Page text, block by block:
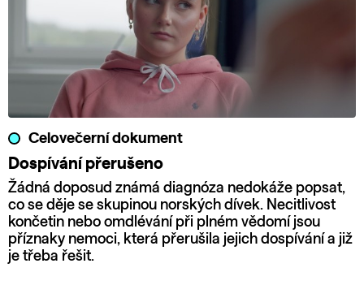
Celovečerní dokument
Dospívání přerušeno
Žádná doposud známá diagnóza nedokáže popsat,
co se děje se skupinou norských dívek. Necitlivost
končetin nebo omdlévání při plném vědomí jsou
příznaky nemoci, která přerušila jejich dospívání a již
je třeba řešit.